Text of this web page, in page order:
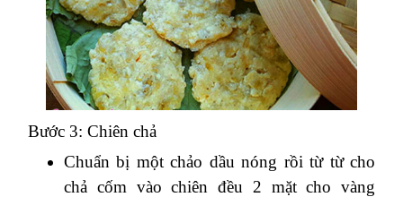
Bước 3: Chiên chả
Chuẩn bị một chảo dầu nóng rồi từ từ cho
chả cốm vào chiên đều 2 mặt cho vàng